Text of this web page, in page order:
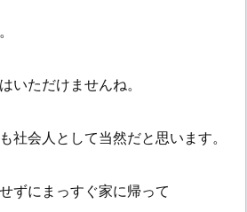
いただけませんね。
社会人として当然だと思います。
ずにまっすぐ家に帰って